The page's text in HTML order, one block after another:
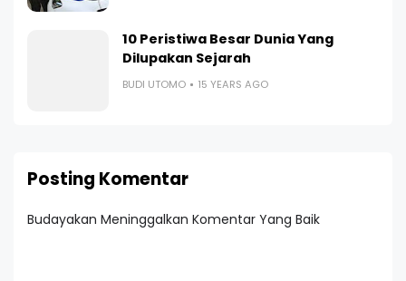
10 Peristiwa Besar Dunia Yang
Dilupakan Sejarah
BUDI UTOMO 15 YEARS AGO
Posting Komentar
Budayakan Meninggalkan Komentar Yang Baik